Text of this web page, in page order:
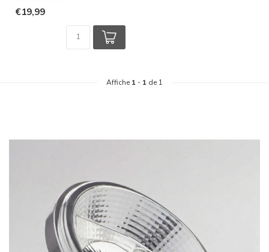
€19,99
Affiche 1 - 1 de 1